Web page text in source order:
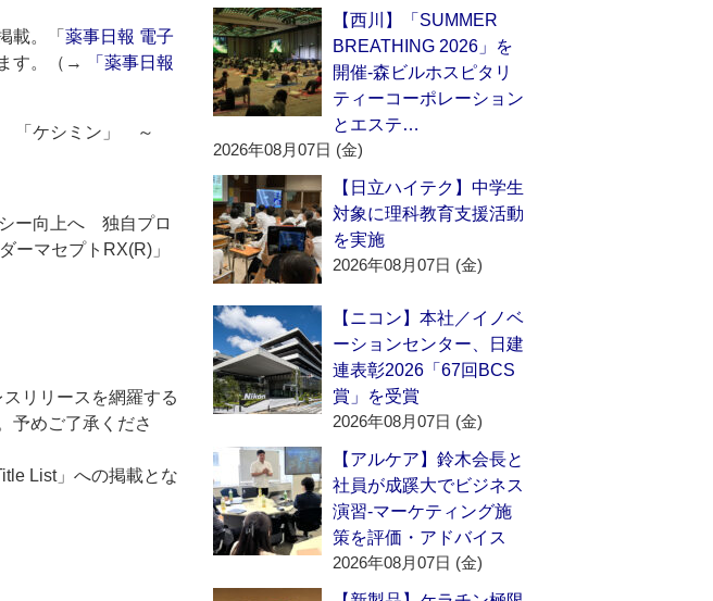
載。「 薬事日報 電子
す。（→
「薬事日報
「ケシミン」 ～
ー向上へ 独自プロ
ーマセプトRX(R)」
リリースを網羅する
予めご了承くださ
List」への掲載とな
【西川】「SUMMER
BREATHING 2026」を
開催‐森ビルホスピタリ
ティーコーポレーション
とエステ…
2026年08月07日 (金)
【日立ハイテク】中学生
対象に理科教育支援活動
を実施
2026年08月07日 (金)
【ニコン】本社／イノベ
ーションセンター、日建
連表彰2026「67回BCS
賞」を受賞
2026年08月07日 (金)
【アルケア】鈴木会長と
社員が成蹊大でビジネス
演習‐マーケティング施
策を評価・アドバイス
2026年08月07日 (金)